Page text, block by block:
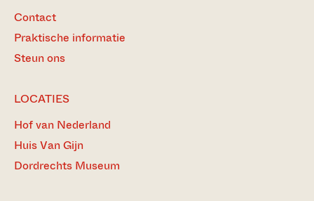
Contact
Praktische informatie
Steun ons
LOCATIES
Hof van Nederland
Huis Van Gijn
Dordrechts Museum